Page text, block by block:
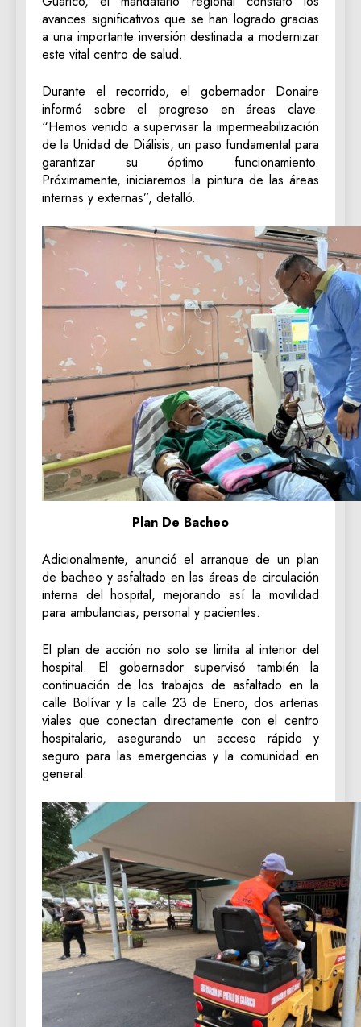
avances significativos que se han logrado gracias
a una importante inversión destinada a modernizar
este vital centro de salud.
‎Durante el recorrido, el gobernador Donaire
informó sobre el progreso en áreas clave.
“Hemos venido a supervisar la impermeabilización
de la Unidad de Diálisis, un paso fundamental para
garantizar su óptimo funcionamiento.
Próximamente, iniciaremos la pintura de las áreas
internas y externas”, detalló.
Plan De Bacheo
‎Adicionalmente, anunció el arranque de un plan
de bacheo y asfaltado en las áreas de circulación
interna del hospital, mejorando así la movilidad
para ambulancias, personal y pacientes.
‎El plan de acción no solo se limita al interior del
hospital. El gobernador supervisó también la
continuación de los trabajos de asfaltado en la
calle Bolívar y la calle 23 de Enero, dos arterias
viales que conectan directamente con el centro
hospitalario, asegurando un acceso rápido y
seguro para las emergencias y la comunidad en
general.